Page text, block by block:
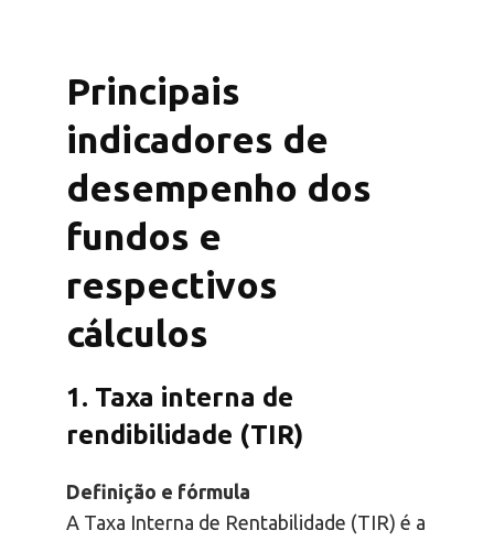
Principais
indicadores de
desempenho dos
fundos e
respectivos
cálculos
1. Taxa interna de
rendibilidade (TIR)
Definição e fórmula
A Taxa Interna de Rentabilidade (TIR) é a